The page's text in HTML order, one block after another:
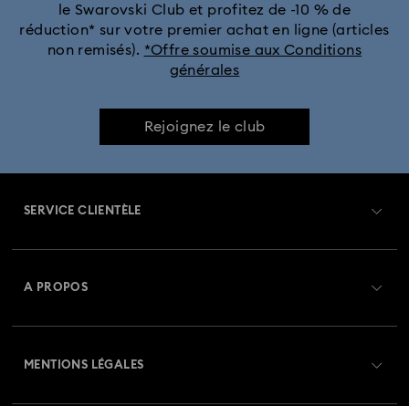
le Swarovski Club et profitez de -10 % de
réduction* sur votre premier achat en ligne (articles
non remisés). *Offre soumise aux Conditions
générales
Rejoignez le club
SERVICE CLIENTÈLE
A PROPOS
MENTIONS LÉGALES